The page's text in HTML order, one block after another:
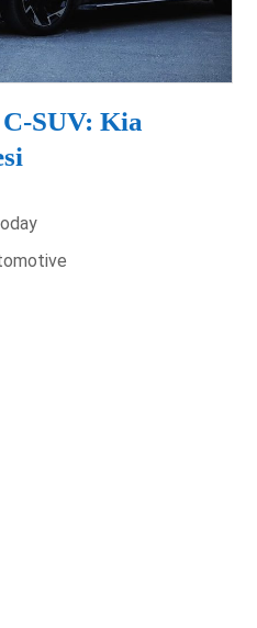
C-SUV: Kia